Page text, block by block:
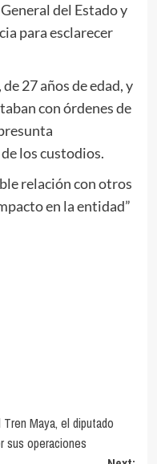
del Estado y
para esclarecer
27 años de edad, y
con órdenes de
los custodios.
relación con otros
en la entidad”
Maya, el diputado
sus operaciones